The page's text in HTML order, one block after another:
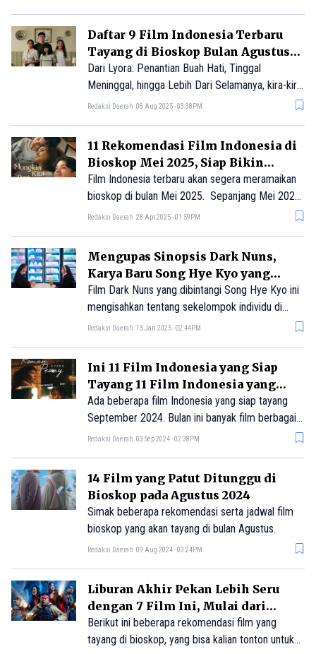
Daftar 9 Film Indonesia Terbaru
Tayang di Bioskop Bulan Agustus
2025
Dari Lyora: Penantian Buah Hati, Tinggal
Meninggal, hingga Lebih Dari Selamanya, kira-kira
film apa saja yang akan tayang di bioskop pada
Redaksi Daerah 08 Aug 2025 - 03:38PM
11 Rekomendasi Film Indonesia di
Bioskop Mei 2025, Siap Bikin
Heboh!
Film Indonesia terbaru akan segera meramaikan
bioskop di bulan Mei 2025. Sepanjang Mei 2025,
terdapat berbagai genre, tema hingga cerita yang
untuk mengetahui film apa saja dan jadwal tayang
film tersebut!
Redaksi Daerah 28 Apr 2025 - 01:59PM
Mengupas Sinopsis Dark Nuns,
Karya Baru Song Hye Kyo yang
Tayang Januari 2025
Film Dark Nuns yang dibintangi Song Hye Kyo ini
mengisahkan tentang sekelompok individu di
dalam sebuah gereja yang melakukan ritual
Redaksi Daerah 15 Jan 2025 - 02:44PM
Ini 11 Film Indonesia yang Siap
Tayang 11 Film Indonesia yang
Patut Ditunggu di September 2024
Ada beberapa film Indonesia yang siap tayang
September 2024. Bulan ini banyak film berbagai
genre, mulai dari romantic, komedi hingga horror,
film di bulan ini akan memanjakan penonton.
Redaksi Daerah 03 Sep 2024 - 02:38PM
14 Film yang Patut Ditunggu di
Bioskop pada Agustus 2024
Simak beberapa rekomendasi serta jadwal film
bioskop yang akan tayang di bulan Agustus.
Redaksi Daerah 09 Aug 2024 - 03:24PM
Liburan Akhir Pekan Lebih Seru
dengan 7 Film Ini, Mulai dari
Twister Hingga Sekawan Limo
Berikut ini beberapa rekomendasi film yang
tayang di bioskop, yang bisa kalian tonton untuk